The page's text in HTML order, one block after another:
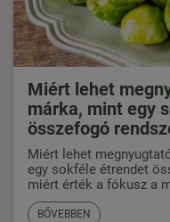
Miért lehet
márka, mint egy
összefogó
Miért lehet
egy sokféle étrendet
miért érték a fókusz a
BŐVEBBEN